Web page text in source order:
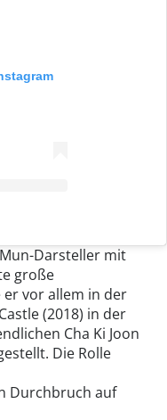
Darsteller mit
große
vor allem in der
(2018) in der
Cha Ki Joon
Die Rolle
Durchbruch auf